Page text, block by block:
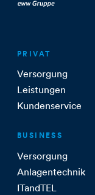
PRIVAT
Versorgung
Leistungen
Kundenservice
BUSINESS
Versorgung
Anlagentechnik
ITandTEL